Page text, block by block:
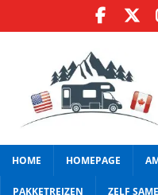
HOME HOMEPAGE
PAKKETREIZEN ZELF